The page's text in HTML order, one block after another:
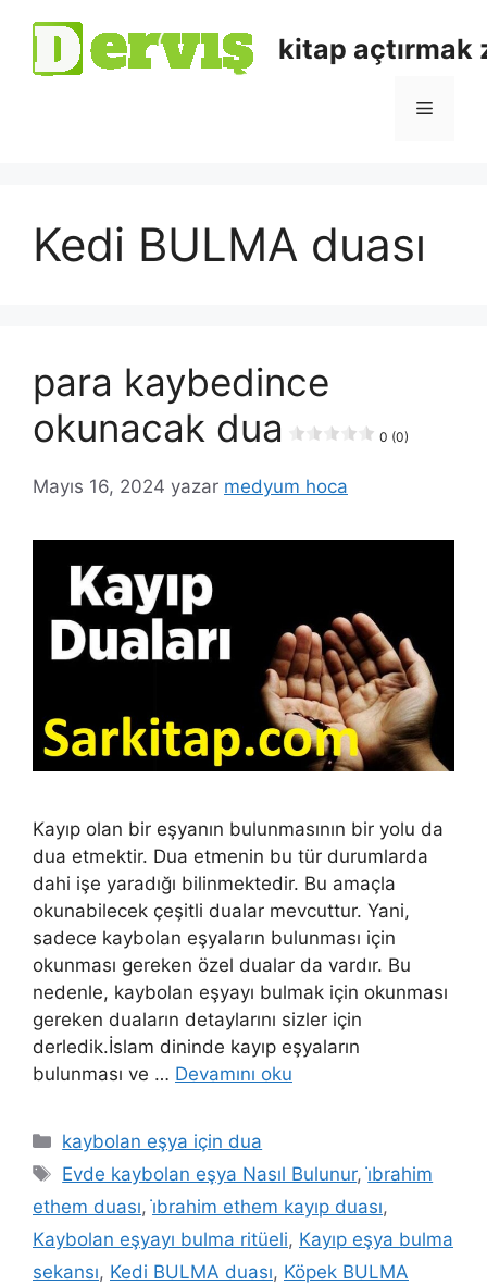
kitap açtırmak
Kedi BULMA duası
para kaybedince
okunacak dua
0 (0)
Mayıs 16, 2024 yazar medyum hoca
Kayıp olan bir eşyanın bulunmasının bir yolu da
dua etmektir. Dua etmenin bu tür durumlarda
dahi işe yaradığı bilinmektedir. Bu amaçla
okunabilecek çeşitli dualar mevcuttur. Yani,
sadece kaybolan eşyaların bulunması için
okunması gereken özel dualar da vardır. Bu
nedenle, kaybolan eşyayı bulmak için okunması
gereken duaların detaylarını sizler için
derledik.İslam dininde kayıp eşyaların
bulunması ve … Devamını oku
kaybolan eşya için dua
Evde kaybolan eşya Nasıl Bulunur,i̇brahim
ethem duası,i̇brahim ethem kayıp duası,
Kaybolan eşyayı bulma ritüeli, Kayıp eşya bulma
sekansı, Kedi BULMA duası, Köpek BULMA